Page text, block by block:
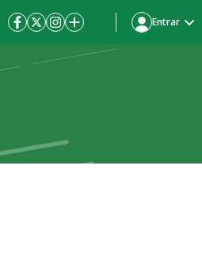
Entrar